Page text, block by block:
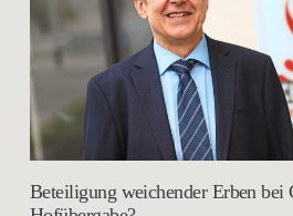
Beteiligung weichender Erben bei